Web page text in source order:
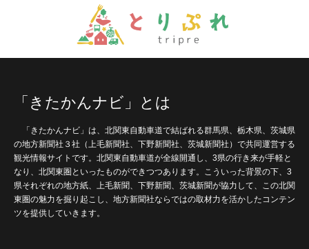
「きたかんナビ」とは
「きたかんナビ」は、北関東自動車道で結ばれる群馬県、栃木県、茨城県
の地方新聞社３社（上毛新聞社、下野新聞社、茨城新聞社）で共同運営する
観光情報サイトです。北関東自動車道が全線開通し、3県の行き来が手軽と
なり、北関東圏といったものができつつあります。こういった背景の下、3
県それぞれの地方紙、上毛新聞、下野新聞、茨城新聞が協力して、この北関
東圏の魅力を掘り起こし、地方新聞社ならではの取材力を活かしたコンテン
ツを提供していきます。